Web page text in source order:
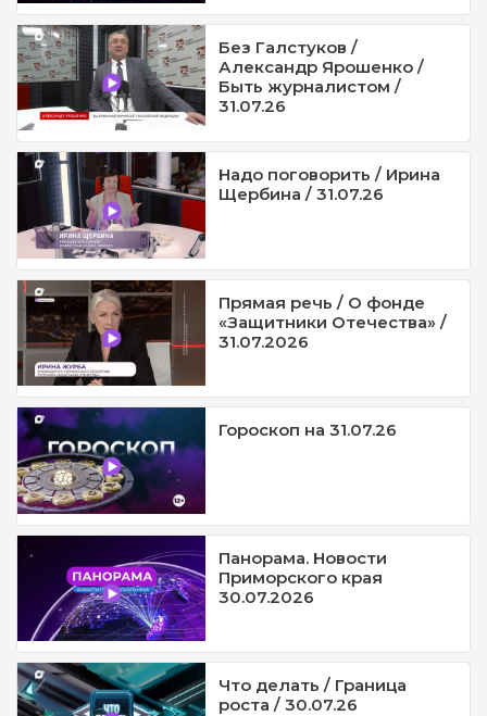
Без Галстуков /
Александр Ярошенко /
Быть журналистом /
31.07.26
Надо поговорить / Ирина
Щербина / 31.07.26
Прямая речь / О фонде
«Защитники Отечества» /
31.07.2026
Гороскоп на 31.07.26
Панорама. Новости
Приморского края
30.07.2026
Что делать / Граница
роста / 30.07.26